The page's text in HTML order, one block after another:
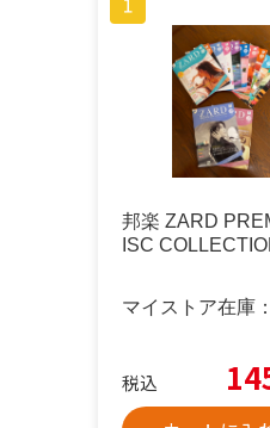
邦楽 ZARD
ISC
マイストア在庫：
税込